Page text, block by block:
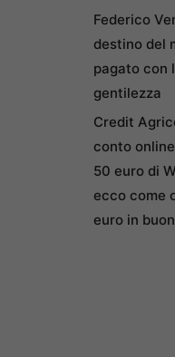
Federico
destino del
pagato con
gentilezza
Credit
conto
50 euro di
ecco come
euro in